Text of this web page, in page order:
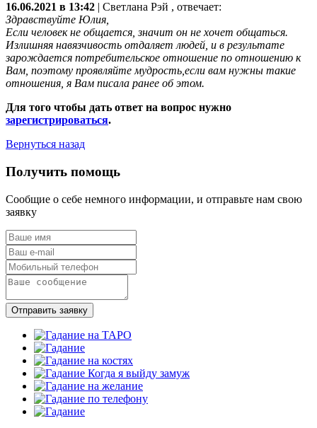
16.06.2021 в 13:42
Светлана Рэй , отвечает:
Здравствуйте Юлия,
Если человек не общается, значит он не хочет общаться.
Излишняя навязчивость отдаляет людей, и в результате
зарождается потребительское отношение по отношению к
Вам, поэтому проявляйте мудрость,если вам нужны такие
отношения, я Вам писала ранее об этом.
Для того чтобы дать ответ на вопрос нужно
зарегистрироваться.
Вернуться назад
Получить помощь
Сообщие о себе немного информации, и отправьте нам свою
заявку
Отправить заявку